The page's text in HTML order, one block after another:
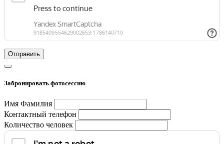
Отправить
Забронировать фотосессию
Имя Фамилия
Контактный телефон
Количество человек